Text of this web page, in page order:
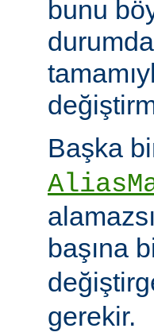
bunu
Başka
başına
gerekir.